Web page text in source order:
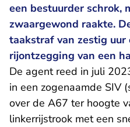
een bestuurder schrok,
zwaargewond raakte.
taakstraf van zestig
rijontzegging van een
De agent reed in juli
in een zogenaamde SIV
over de A67 ter hoogte
linkerrijstrook met een